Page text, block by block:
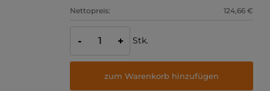
Nettopreis: 124,66 €
- + Stk.
zum Warenkorb hinzufügen